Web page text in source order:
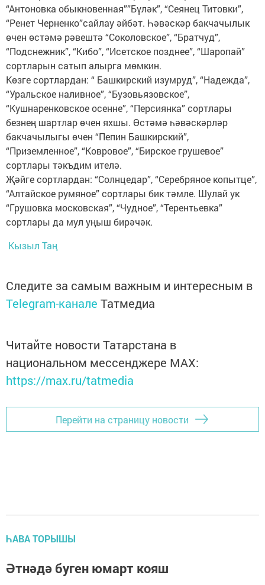
“Антоновка обыкновенная””Бүләк”, “Сеянец Титовки”,
“Ренет Черненко”сайлау әйбәт. Һәвәскәр бакчачылык
өчен өстәмә рәвештә “Соколовское”, “Братчуд”,
“Подснежник”, “Кибо”, “Исетское позднее”, “Шаропай”
сортларын сатып алырга мөмкин.
Көзге сортлардан: “ Башкирский изумруд”, “Надежда”,
“Уральское наливное”, “Бузовьязовское”,
“Кушнаренковское осенне”, “Персиянка” сортлары
безнең шартлар өчен яхшы. Өстәмә һәвәскәрләр
бакчачылыгы өчен “Пепин Башкирский”,
“Приземленное”, “Ковровое”, “Бирское грушевое”
сортлары тәкъдим ителә.
Җәйге сортлардан: “Солнцедар”, “Серебряное копытце”,
“Алтайское румяное” сортлары бик тәмле. Шулай ук
“Грушовка московская”, “Чудное”, “Терентьевка”
сортлары да мул уңыш бирәчәк.
Кызыл Таң
Следите за самым важным и интересным в
Telegram-канале Татмедиа
Читайте новости Татарстана в
национальном мессенджере MАХ:
https://max.ru/tatmedia
Перейти на страницу новости
ҺАВА ТОРЫШЫ
Әтнәдә буген юмарт кояш